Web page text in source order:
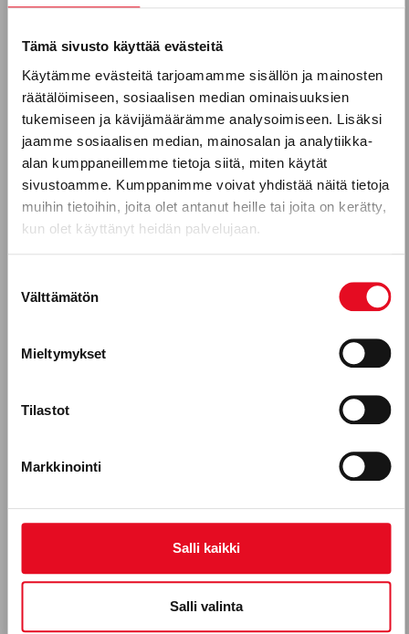
Tämä sivusto käyttää evästeitä
Käytämme evästeitä tarjoamamme sisällön ja mainosten
räätälöimiseen, sosiaalisen median ominaisuuksien
tukemiseen ja kävijämäärämme analysoimiseen. Lisäksi
jaamme sosiaalisen median, mainosalan ja analytiikka-
alan kumppaneillemme tietoja siitä, miten käytät
sivustoamme. Kumppanimme voivat yhdistää näitä tietoja
muihin tietoihin, joita olet antanut heille tai joita on kerätty,
kun olet käyttänyt heidän palvelujaan.
valinta
Välttämätön
Mieltymykset
Tilastot
Markkinointi
Salli kaikki
Salli valinta
Leipomon työntekijät ovat kuitenkin oppineet
tunnistamaan, minkälaiset tuotteet maistuvat
monelle. Leipomotuotteiden käyttäjiä on
paljon erilaisia ja siksi on monenlaisia
tuotteitakin. Tämä artikkeli on jatkoa
juttusarjalle, jossa esitellään Porokylän
Leipomon työntekijöiden lempparituotteita.
Tilaa uutiskirjeemme
Puhelinnumero
Mitkä seuraavista aihealueista
kiinnostavat sinua?
Reseptit
Porokylän leipomo Oy, leipomoala
Hyväksyn Porokylän Leipomo Oy:n viestinnän.*
Tietosuojaseloste
Tilaa uutiskirje